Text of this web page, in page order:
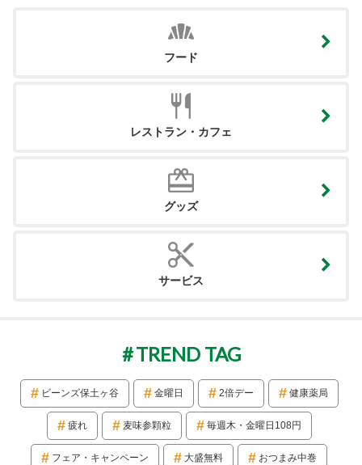
フード
レストラン・カフェ
グッズ
サービス
TREND TAG
ビーンズ保土ヶ谷 金曜日 2倍デー 健康薬局
疲れ 麦味参顆粒 毎週木・金曜日108円
フェア・キャンペーン 大盛無料 おつまみ中巻